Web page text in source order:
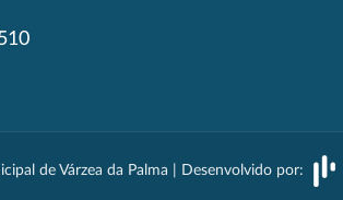
de Várzea da Palma | Desenvolvido por: